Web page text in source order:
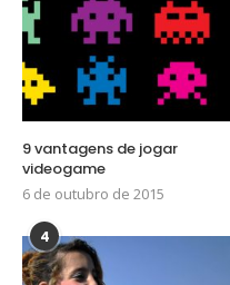
9 vantagens de jogar
videogame
6 de outubro de 2015
4